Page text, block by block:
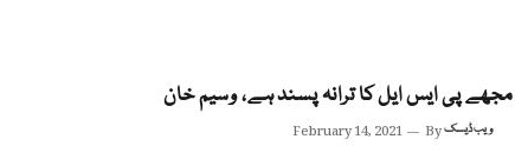
مجھے پی ایس ایل کا ترانہ پسند ہے، وسیم خان
February 14, 2021 Byویب ڈیسک